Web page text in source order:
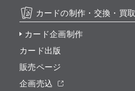
カードの制作・交換・買取
カード企画制作
カード出版
販売ページ
企画売込